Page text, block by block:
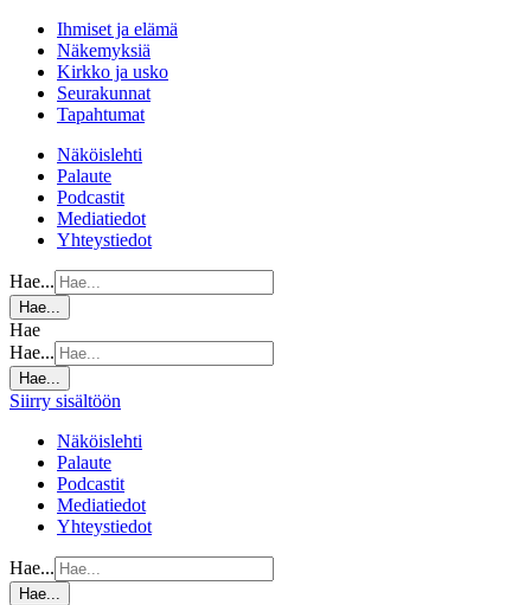
Ihmiset ja elämä
Näkemyksiä
Kirkko ja usko
Seurakunnat
Tapahtumat
Näköislehti
Palaute
Podcastit
Mediatiedot
Yhteystiedot
Hae...
Hae...
Hae
Hae...
Hae...
Siirry sisältöön
Näköislehti
Palaute
Podcastit
Mediatiedot
Yhteystiedot
Hae...
Hae...